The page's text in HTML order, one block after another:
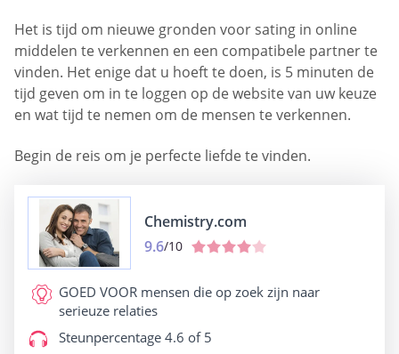
Het is tijd om nieuwe gronden voor sating in online
middelen te verkennen en een compatibele partner te
vinden. Het enige dat u hoeft te doen, is 5 minuten de
tijd geven om in te loggen op de website van uw keuze
en wat tijd te nemen om de mensen te verkennen.
Begin de reis om je perfecte liefde te vinden.
Chemistry.com
9.6/10
GOED VOOR mensen die op zoek zijn naar
serieuze relaties
Steunpercentage 4.6 of 5